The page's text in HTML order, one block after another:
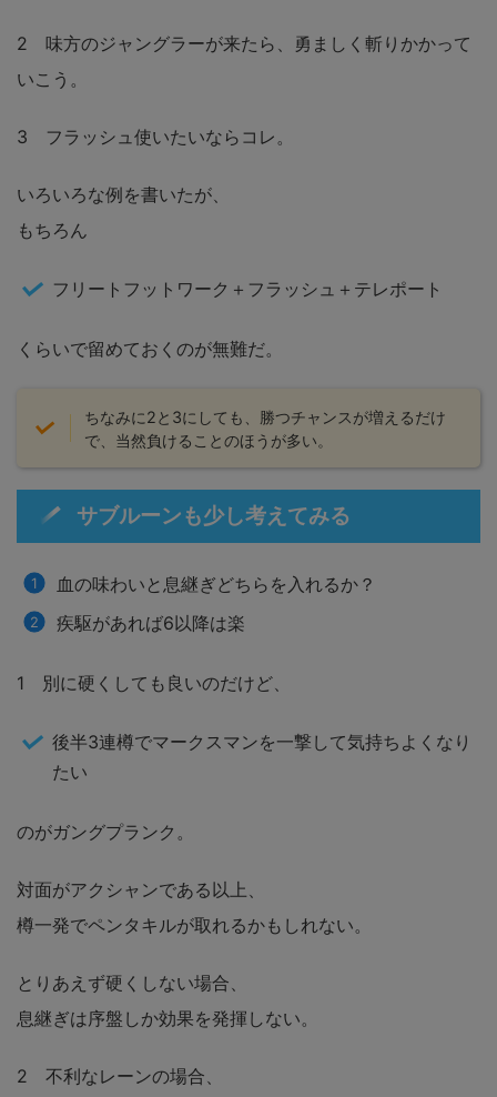
2 味方のジャングラーが来たら、勇ましく斬りかかって
いこう。
3 フラッシュ使いたいならコレ。
いろいろな例を書いたが、
もちろん
フリートフットワーク＋フラッシュ＋テレポート
くらいで留めておくのが無難だ。
ちなみに2と3にしても、勝つチャンスが増えるだけ
で、当然負けることのほうが多い。
サブルーンも少し考えてみる
血の味わいと息継ぎどちらを入れるか？
疾駆があれば6以降は楽
1 別に硬くしても良いのだけど、
後半3連樽でマークスマンを一撃して気持ちよくなり
たい
のがガングプランク。
対面がアクシャンである以上、
樽一発でペンタキルが取れるかもしれない。
とりあえず硬くしない場合、
息継ぎは序盤しか効果を発揮しない。
2 不利なレーンの場合、